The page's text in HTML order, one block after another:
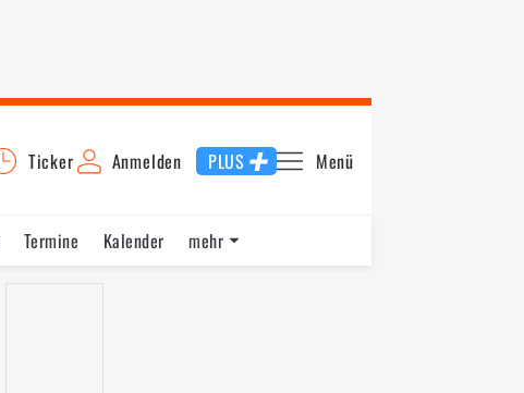
Ticker Anmelden PLUS Menü
Termine
Kalender
mehr